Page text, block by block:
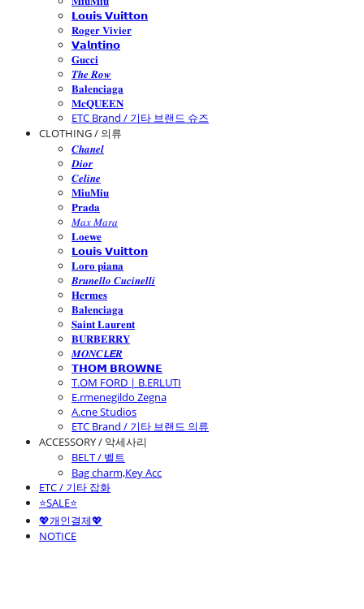
𝗟𝗼𝘂𝗶𝘀 𝗩𝘂𝗶𝘁𝘁𝗼𝗻
𝐑𝐨𝐠𝐞𝐫 𝐕𝐢𝐯𝐢𝐞𝐫
𝗩𝗮𝗹𝗻𝘁𝗶𝗻𝗼
𝐆𝐮𝐜𝐜𝐢
𝑻𝒉𝒆 𝑹𝒐𝒘
𝐁𝐚𝐥𝐞𝐧𝐜𝐢𝐚𝐠𝐚
𝐌𝐜𝐐𝐔𝐄𝐄𝐍
ETC Brand / 기타 브랜드 슈즈
CLOTHING / 의류
𝑪𝒉𝒂𝒏𝒆𝒍
𝑫𝒊𝒐𝒓
𝑪𝒆𝒍𝒊𝒏𝒆
𝐌𝐢𝐮𝐌𝐢𝐮
𝐏𝐫𝐚𝐝𝐚
𝑀𝑎𝑥 𝑀𝑎𝑟𝑎
𝐋𝐨𝐞𝐰𝐞
𝗟𝗼𝘂𝗶𝘀 𝗩𝘂𝗶𝘁𝘁𝗼𝗻
𝐋𝐨𝐫𝐨 𝐩𝐢𝐚𝐧𝐚
𝑩𝒓𝒖𝒏𝒆𝒍𝒍𝒐 𝑪𝒖𝒄𝒊𝒏𝒆𝒍𝒍𝒊
𝐇𝐞𝐫𝐦𝐞𝐬
𝐁𝐚𝐥𝐞𝐧𝐜𝐢𝐚𝐠𝐚
𝐒𝐚𝐢𝐧𝐭 𝐋𝐚𝐮𝐫𝐞𝐧𝐭
𝐁𝐔𝐑𝐁𝐄𝐑𝐑𝐘
𝑴𝑶𝑵𝑪𝙇𝙀𝑹
𝗧𝗛𝗢𝗠 𝗕𝗥𝗢𝗪𝗡𝗘
T.OM FORD | B.ERLUTI
E.rmenegildo Zegna
A.cne Studios
ETC Brand / 기타 브랜드 의류
ACCESSORY / 악세사리
BELT / 벨트
Bag charm,Key Acc
ETC / 기타 잡화
⭐SALE⭐
💖개인결제💖
NOTICE